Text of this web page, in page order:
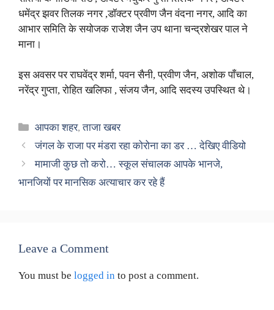
धमेंद्र झवर तिलक नगर ,डॉक्टर प्रवीण जैन वंदना नगर, आदि का
आभार समिति के सयोजक राजेश जैन उप थाना चन्द्रशेखर पाल ने
माना।
इस अवसर पर राघवेंद्र शर्मा, पवन सैनी, प्रवीण जैन, अशोक पाँचाल,
नरेंद्र गुप्ता, रोहित खलिफा , संजय जैन, आदि सदस्य उपस्थित थे।
Categories
आपका शहर,ताजा खबर
जंगल के राजा पर मंडरा रहा कोरोना का डर … देखिए वीडियो
मामाजी कुछ तो करो… स्कूल संचालक आपके भानजे,
भानजियों पर मानसिक अत्याचार कर रहे हैं
Leave a Comment
You must be logged in to post a comment.